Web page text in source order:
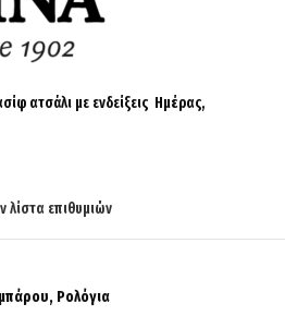
ατσάλι με ενδείξεις Ημέρας,
λίστα επιθυμιών
, Ρολόγια